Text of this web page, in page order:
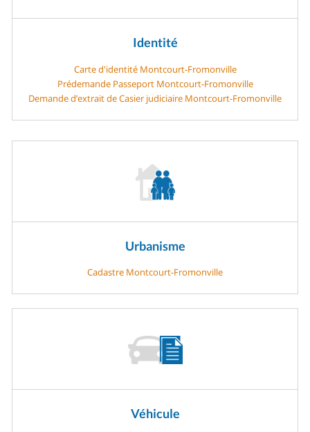
Identité
Carte d'identité Montcourt-Fromonville
Prédemande Passeport Montcourt-Fromonville
Demande d’extrait de Casier judiciaire Montcourt-Fromonville
Urbanisme
Cadastre Montcourt-Fromonville
Véhicule